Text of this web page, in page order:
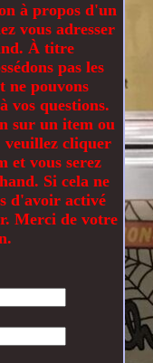
à propos d'un
vous adresser
À titre
pas les
ne pouvons
vos questions.
sur un item ou
veuillez cliquer
et vous serez
Si cela ne
d'avoir activé
Merci de votre